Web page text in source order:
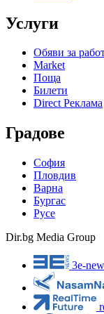
Услуги
Обяви за
Market
Поща
Билети
Direct Реклама
Градове
София
Пловдив
Варна
Бургас
Русе
Dir.bg Media Group
3e-